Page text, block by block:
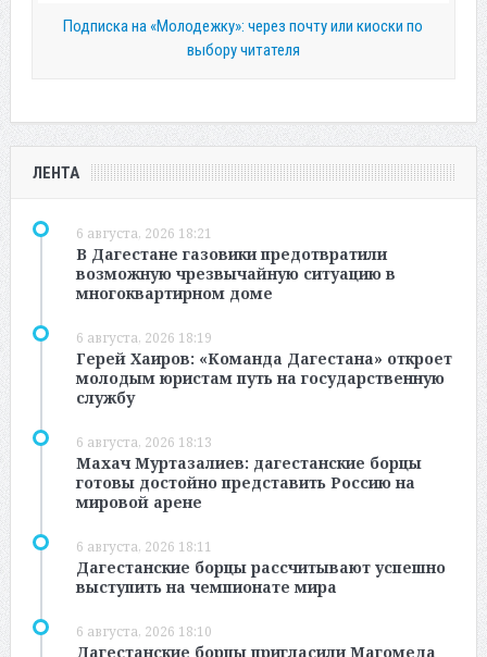
Подписка на «Молодежку»: через почту или киоски по
выбору читателя
ЛЕНТА
6 августа, 2026 18:21
В Дагестане газовики предотвратили
возможную чрезвычайную ситуацию в
многоквартирном доме
6 августа, 2026 18:19
Герей Хаиров: «Команда Дагестана» откроет
молодым юристам путь на государственную
службу
6 августа, 2026 18:13
Махач Муртазалиев: дагестанские борцы
готовы достойно представить Россию на
мировой арене
6 августа, 2026 18:11
Дагестанские борцы рассчитывают успешно
выступить на чемпионате мира
6 августа, 2026 18:10
Дагестанские борцы пригласили Магомеда